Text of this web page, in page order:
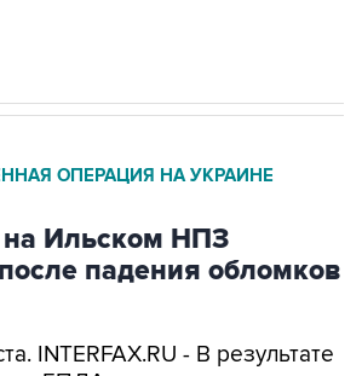
ОПЕРАЦИЯ НА УКРАИНЕ
на Ильском НПЗ
падения обломков
INTERFAX.RU - В результате